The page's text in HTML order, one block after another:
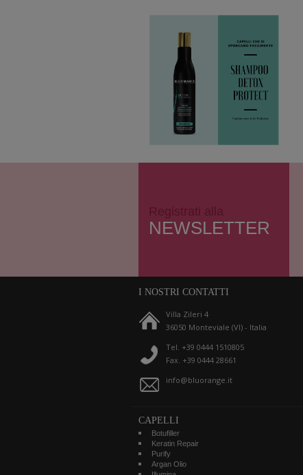
NEWSLETTER
I NOSTRI CONTATTI
Villa Zileri 4
36050 Monteviale (VI) - Italia
Tel. +39 0444 1510805
Fax. +39 0444 28661
info@bluorange.it
CAPELLI
Botufiller
Keratin Repair
Purify
Argan Olio